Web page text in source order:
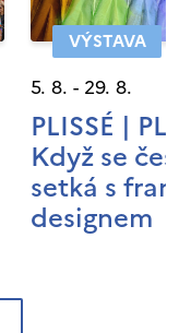
VÝSTAVA
5. 8. - 29. 8.
PLISSÉ |
Když se
setká s
designem